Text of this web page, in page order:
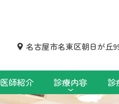
名古屋市名東区朝日が丘
医師紹介 診療内容 診